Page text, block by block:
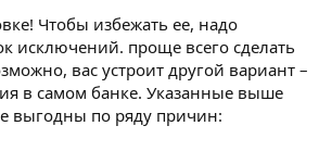
Чтобы избежать ее, надо
исключений. проще всего сделать
вас устроит другой вариант –
в самом банке. Указанные выше
выгодны по ряду причин: